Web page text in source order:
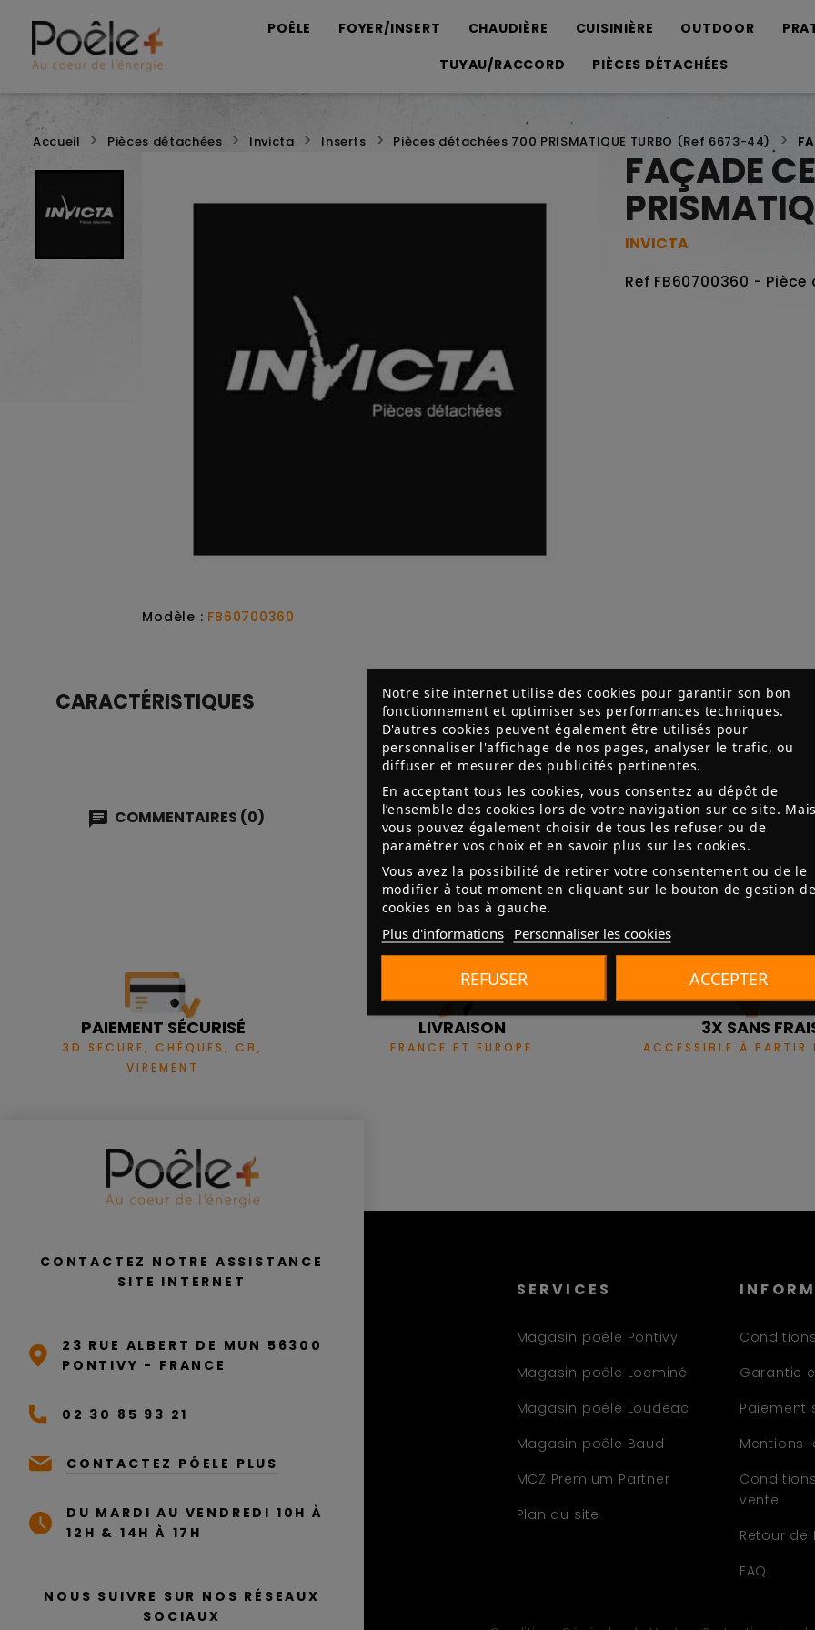
POÊLE FOYER/INSERT CHAUDIÈRE CUISINIÈRE OUTDOOR
TUYAU/RACCORD
PIÈCES DÉTACHÉES
Notre site internet utilise des cookies pour garantir son bon
fonctionnement et optimiser ses performances techniques.
D'autres cookies peuvent également être utilisés pour
personnaliser l'affichage de nos pages, analyser le trafic, ou
diffuser et mesurer des publicités pertinentes.
En acceptant tous les cookies, vous consentez au dépôt de
l’ensemble des cookies lors de votre navigation sur ce site.
vous pouvez également choisir de tous les refuser ou de
paramétrer vos choix et en savoir plus sur les cookies.
Vous avez la possibilité de retirer votre consentement ou de le
modifier à tout moment en cliquant sur le bouton de gestion
cookies en bas à gauche.
Plus d'informations Personnaliser les cookies
REFUSER ACCEPTER
Accueil Pièces détachées Invicta Inserts Pièces détachées 700 PRISMATIQUE TURBO (Ref 6673-44)
Modèle : FB60700360
FAÇADE
INVICTA
Ref FB60700360 - Pièce
CARACTÉRISTIQUES
COMMENTAIRES (0)
Aucun avis n'a été publié pour le moment.
PAIEMENT SÉCURISÉ
3D SECURE, CHÈQUES, CB,
VIREMENT
LIVRAISON
FRANCE ET EUROPE
3X SANS
ACCESSIBLE À
CONTACTEZ NOTRE ASSISTANCE
SITE INTERNET
23 RUE ALBERT DE MUN 56300
PONTIVY - FRANCE
02 30 85 93 21
CONTACTEZ PÔELE PLUS
DU MARDI AU VENDREDI 10H À
12H & 14H À 17H
NOUS SUIVRE SUR NOS RÉSEAUX
SOCIAUX
SERVICES
Magasin poêle Pontivy
Magasin poêle Locminé
Magasin poêle Loudéac
Magasin poêle Baud
MCZ Premium Partner
Plan du site
Garantie
Paiement
Mentions
vente
Retour de
FAQ